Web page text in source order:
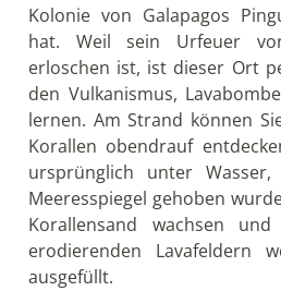
Kolonie von Galapagos
hat. Weil sein Urfeuer
erloschen ist, ist dieser Ort
den Vulkanismus,
lernen. Am Strand können
Korallen obendrauf
ursprünglich unter
Meeresspiegel gehoben
Korallensand wachsen
erodierenden Lavafeldern
ausgefüllt.